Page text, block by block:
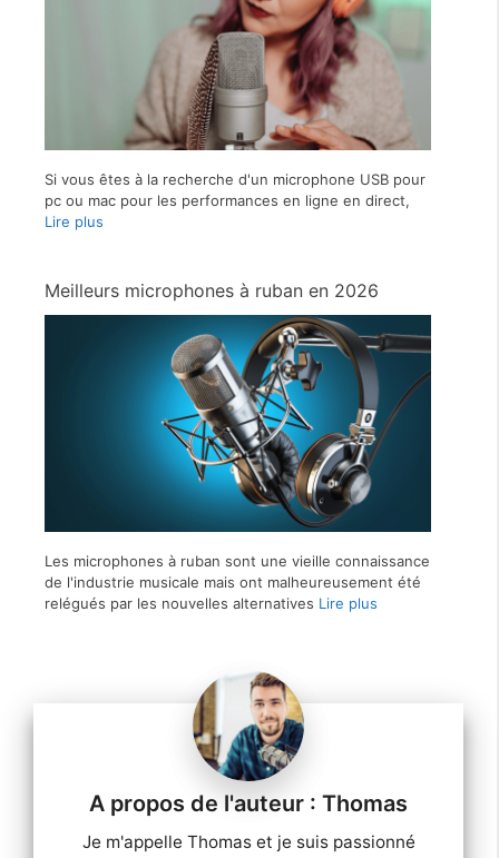
Si vous êtes à la recherche d'un microphone USB pour
pc ou mac pour les performances en ligne en direct,
Lire plus
Meilleurs microphones à ruban en 2026
Les microphones à ruban sont une vieille connaissance
de l'industrie musicale mais ont malheureusement été
relégués par les nouvelles alternatives Lire plus
Thomas
Je m'appelle Thomas et je suis passionné